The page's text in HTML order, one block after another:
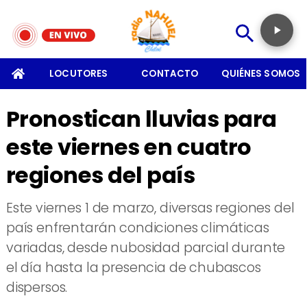
LOCUTORES CONTACTO QUIÉNES SOMOS
Pronostican lluvias para
este viernes en cuatro
regiones del país
Este viernes 1 de marzo, diversas regiones del
país enfrentarán condiciones climáticas
variadas, desde nubosidad parcial durante
el día hasta la presencia de chubascos
dispersos.